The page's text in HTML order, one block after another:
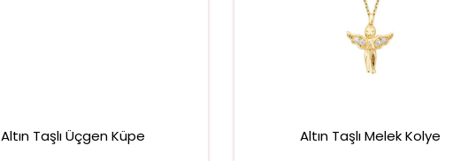
Altın Taşlı Üçgen Küpe Altın Taşlı Melek Kolye